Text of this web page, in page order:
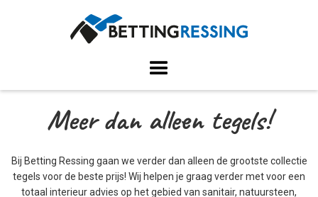
Meer dan alleen tegels!
Bij Betting Ressing gaan we verder dan alleen de grootste collectie
tegels voor de beste prijs! Wij helpen je graag verder met voor een
totaal interieur advies op het gebied van sanitair, natuursteen,